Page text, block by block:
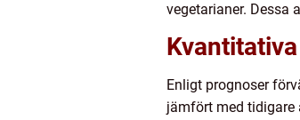
vegetarianer. Dessa
Enligt prognoser
jämfört med tidigare